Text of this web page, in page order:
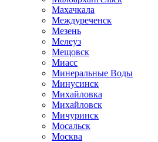
Махачкала
Междуреченск
Мезень
Мелеуз
Мещовск
Миасс
Минеральные Воды
Минусинск
Михайловка
Михайловск
Мичуринск
Мосальск
Москва